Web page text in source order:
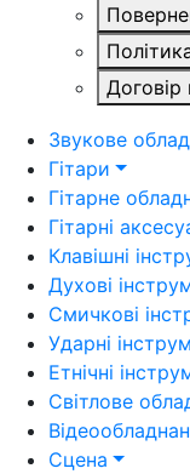
Договір
Звукове
Гітари
Гітарне
Гітарні
Клавішні
Духові
Смичкові
Ударні
Етнічні
Світлове
Сцена